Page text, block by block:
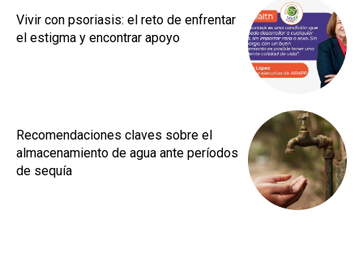
Vivir con psoriasis: el reto de enfrentar
el estigma y encontrar apoyo
Recomendaciones claves sobre el
almacenamiento de agua ante períodos
de sequía